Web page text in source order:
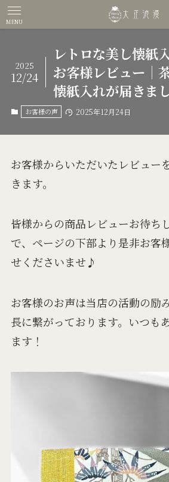
MENU
レトロな美し懐
お客様レビュー｜
懐紙入れが届きま
2025
12/24
お客様の声 2025年12月24日
お客様からいただいたレビュー
きます。
皆様からの商品レビューお待ち
で、ページの下部より是非お客
せくださいませ♪
お客様のお声は当店の活動の励
長に繋がっております。いつも
ます！